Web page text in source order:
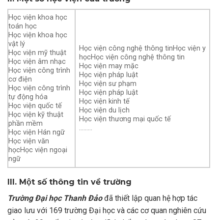
Học viện khoa học
toán học
Học viện khoa học
vật lý
Học viện mỹ thuật
Học viện âm nhạc
Học viện công trình
cơ điện
Học viện công trình
tự động hóa
Học viện quốc tế
Học viện kỹ thuật
phần mềm
Học viện Hán ngữ
Học viện văn
họcHọc viện ngoại
ngữ
Học viện công nghệ thông tinHọc viện y
họcHọc viện công nghệ thông tin
Học viện may mặc
Học viện pháp luật
Học viện sư phạm
Học viện pháp luật
Học viện kinh tế
Học viện du lịch
Học viện thương mại quốc tế
………
III. Một số thông tin về trường
Trường Đại học Thanh Đảođã thiết lập quan hệ hợp tác
giao lưu với 169 trường Đại học và các cơ quan nghiên cứu